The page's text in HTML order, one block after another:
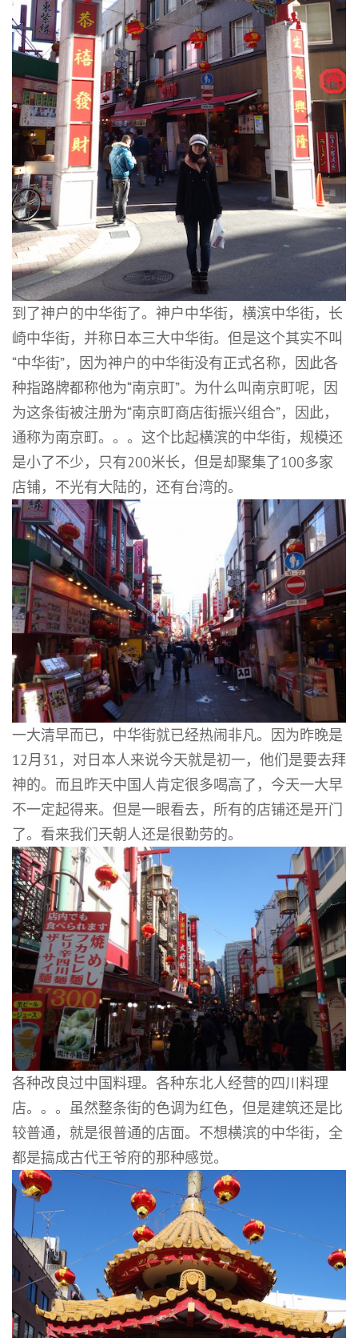
到了神户的中华街了。神户中华街，横滨中华街，长
崎中华街，并称日本三大中华街。但是这个其实不叫
“中华街”，因为神户的中华街没有正式名称，因此各
种指路牌都称他为“南京町”。为什么叫南京町呢，因
为这条街被注册为“南京町商店街振兴组合”，因此，
通称为南京町。。。这个比起横滨的中华街，规模还
是小了不少，只有200米长，但是却聚集了100多家
店铺，不光有大陆的，还有台湾的。
一大清早而已，中华街就已经热闹非凡。因为昨晚是
12月31，对日本人来说今天就是初一，他们是要去拜
神的。而且昨天中国人肯定很多喝高了，今天一大早
不一定起得来。但是一眼看去，所有的店铺还是开门
了。看来我们天朝人还是很勤劳的。
各种改良过中国料理。各种东北人经营的四川料理
店。。。虽然整条街的色调为红色，但是建筑还是比
较普通，就是很普通的店面。不想横滨的中华街，全
都是搞成古代王爷府的那种感觉。